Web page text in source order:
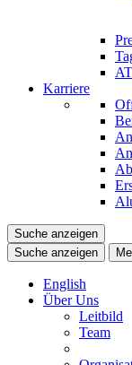
Karriere
Suche anzeigen
Suche anzeigen
English
Über Uns
Leitbild
Team